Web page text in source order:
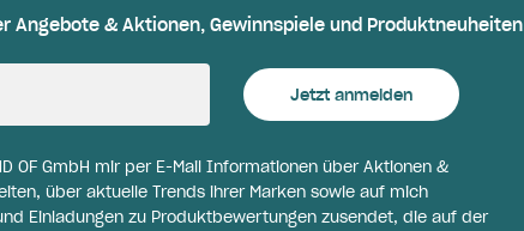
Angebote & Aktionen, Gewinnspiele und Produktneuheiten
Jetzt anmelden
OF GmbH mir per E-Mail Informationen über Aktionen &
über aktuelle Trends ihrer Marken sowie auf mich
Einladungen zu Produktbewertungen zusendet, die auf der